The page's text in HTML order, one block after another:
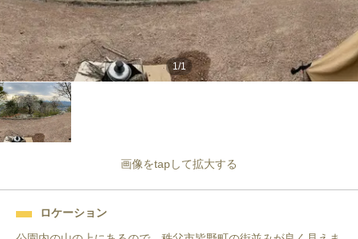
1/1
画像をtapして拡大する
ロケーション